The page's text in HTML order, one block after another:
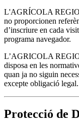
L'AGRÍCOLA
no proporcionen
d’inscriure en cada
programa navegador.
L’AGRICOLA
disposa en les
quan ja no siguin
excepte obligació legal.
Protecció de